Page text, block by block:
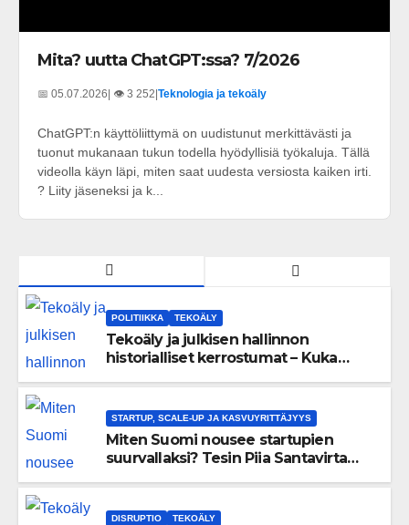
Mita? uutta ChatGPT:ssa? 7/2026
📅 05.07.2026| 👁️ 3 252|Teknologia ja tekoäly
ChatGPT:n käyttöliittymä on uudistunut merkittävästi ja
tuonut mukanaan tukun todella hyödyllisiä työkaluja. Tällä
videolla käyn läpi, miten saat uudesta versiosta kaiken irti.
? Liity jäseneksi ja k...
POLITIIKKA TEKOÄLY
Tekoäly ja julkisen hallinnon
historialliset kerrostumat – Kuka
STARTUP, SCALE-UP JA KASVUYRITTÄJYYS
Miten Suomi nousee startupien
suurvallaksi? Tesin Piia Santavirta
DISRUPTIO TEKOÄLY